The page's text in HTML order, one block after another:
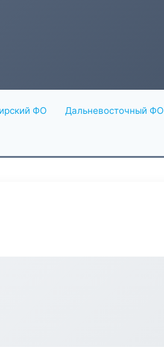
ФО Дальневосточный ФО